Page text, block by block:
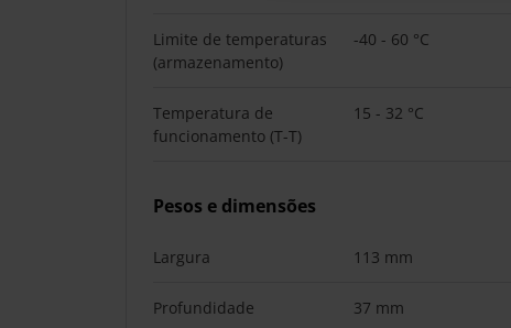
Limite de temperaturas
(armazenamento)
-40 - 60 °C
Temperatura de
funcionamento (T-T)
15 - 32 °C
Pesos e dimensões
Largura 113 mm
Profundidade 37 mm